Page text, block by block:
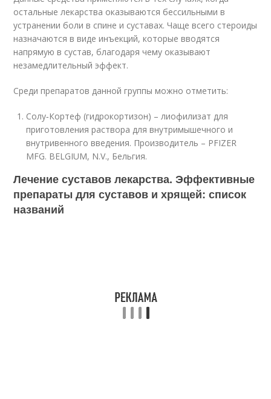
остальные лекарства оказываются бессильными в
устранении боли в спине и суставах. Чаще всего стероиды
назначаются в виде инъекций, которые вводятся
напрямую в сустав, благодаря чему оказывают
незамедлительный эффект.
Среди препаратов данной группы можно отметить:
Солу‐Кортеф (гидрокортизон) – лиофилизат для
приготовления раствора для внутримышечного и
внутривенного введения. Производитель – PFIZER
MFG. BELGIUM, N.V., Бельгия.
Лечение суставов лекарства. Эффективные
препараты для суставов и хрящей: список
названий